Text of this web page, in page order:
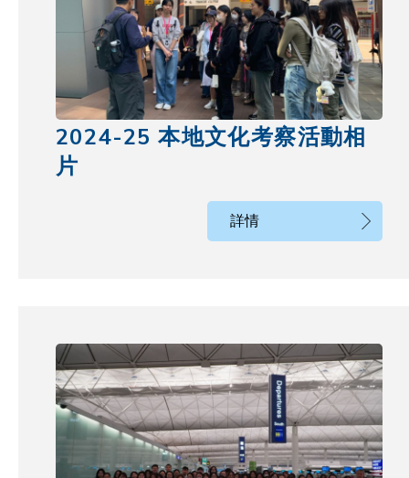
2024-25 本地文化考察活動相
片
詳情